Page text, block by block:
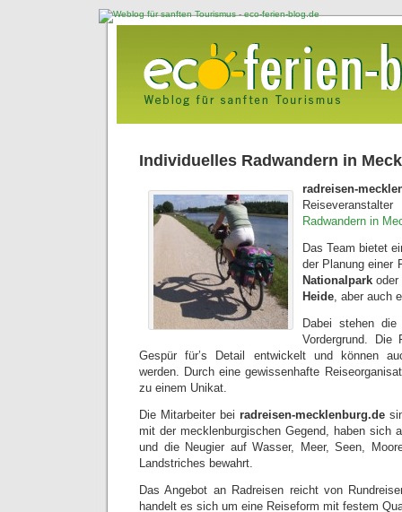
Individuelles Radwandern in
radreisen-
Radwandern in
Das Team bietet
der Planung einer
Nationalpark
Heide, aber auch
Dabei stehen
Vordergrund. Die
Gespür für’s Detail entwickelt und können
werden. Durch eine gewissenhafte
zu einem Unikat.
Die Mitarbeiter bei radreisen-mecklenburg.de
mit der mecklenburgischen Gegend, haben sich
und die Neugier auf Wasser, Meer, Seen,
Landstriches bewahrt.
Das Angebot an Radreisen reicht von
handelt es sich um eine Reiseform mit festem